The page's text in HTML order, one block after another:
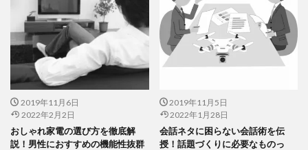
2019年11月6日
2022年2月2日
おしゃれ家電の選び方を徹底解
説！男性におすすめの機能性抜群
2019年11月5日
2022年1月28日
会話ネタに困らない会話術を伝
授！話題づくりに必要なものっ